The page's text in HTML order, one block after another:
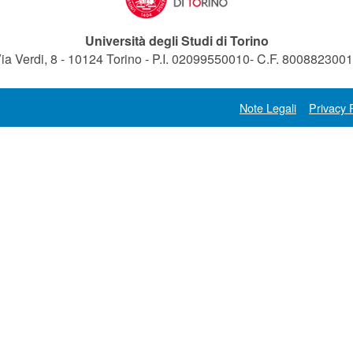
Università degli Studi di Torino
Verdi, 8 - 10124 Torino - P.I. 02099550010- C.F.
Note Legali Privacy